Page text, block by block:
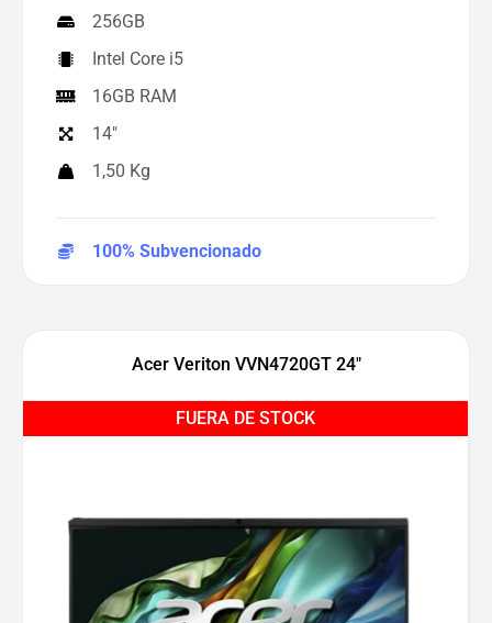
256GB
Intel Core i5
16GB RAM
14"
1,50 Kg
100% Subvencionado
Acer Veriton VVN4720GT 24″
FUERA DE STOCK